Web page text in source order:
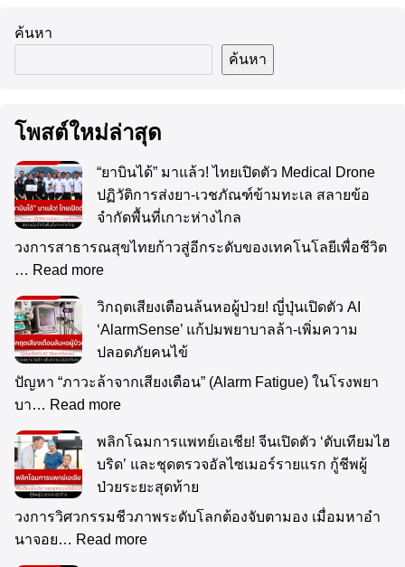
ค้นหา
ค้นหา
โพสต์ใหม่ล่าสุด
“ยาบินได้” มาแล้ว! ไทยเปิดตัว Medical Drone
ปฏิวัติการส่งยา-เวชภัณฑ์ข้ามทะเล สลายข้อ
จำกัดพื้นที่เกาะห่างไกล
วงการสาธารณสุขไทยก้าวสู่อีกระดับของเทคโนโลยีเพื่อชีวิต
… Read more
วิกฤตเสียงเตือนล้นหอผู้ป่วย! ญี่ปุ่นเปิดตัว AI
‘AlarmSense’ แก้ปมพยาบาลล้า-เพิ่มความ
ปลอดภัยคนไข้
ปัญหา “ภาวะล้าจากเสียงเตือน” (Alarm Fatigue) ในโรงพยา
บา… Read more
พลิกโฉมการแพทย์เอเชีย! จีนเปิดตัว ‘ตับเทียมไฮ
บริด’ และชุดตรวจอัลไซเมอร์รายแรก กู้ชีพผู้
ป่วยระยะสุดท้าย
วงการวิศวกรรมชีวภาพระดับโลกต้องจับตามอง เมื่อมหาอำ
นาจอย… Read more